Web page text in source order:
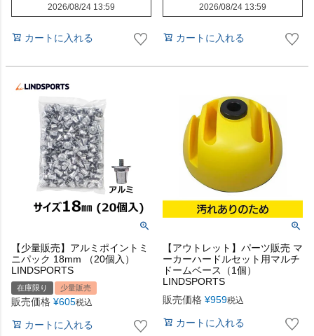
2026/08/24 13:59
カートに入れる
2026/08/24 13:59
カートに入れる
【少量販売】アルミポイントミ
ニパック 18mm （20個入）
LINDSPORTS
在庫限り 少量販売
販売価格 ¥605税込
カートに入れる
【アウトレット】パーツ販売 マ
ーカーハードルセット用マルチ
ドームベース（1個）
LINDSPORTS
販売価格 ¥959税込
カートに入れる